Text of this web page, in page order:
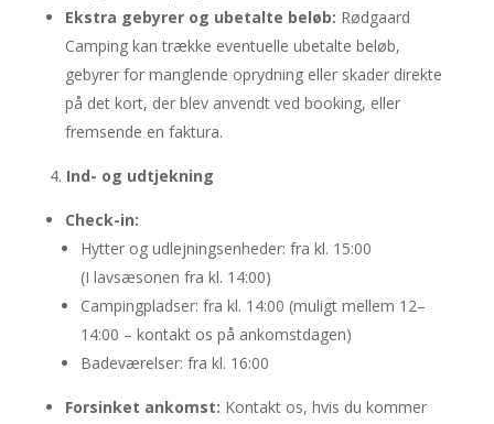
Ekstra gebyrer og ubetalte beløb: Rødgaard
Camping kan trække eventuelle ubetalte beløb,
gebyrer for manglende oprydning eller skader direkte
på det kort, der blev anvendt ved booking, eller
fremsende en faktura.
Ind- og udtjekning
Check-in:
Hytter og udlejningsenheder: fra kl. 15:00
(I lavsæsonen fra kl. 14:00)
Campingpladser: fra kl. 14:00 (muligt mellem 12–
14:00 – kontakt os på ankomstdagen)
Badeværelser: fra kl. 16:00
Forsinket ankomst: Kontakt os, hvis du kommer